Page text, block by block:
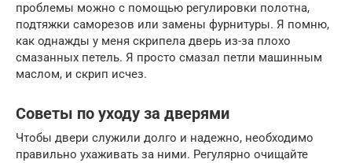
проблемы можно с помощью регулировки полотна,
подтяжки саморезов или замены фурнитуры. Я помню,
как однажды у меня скрипела дверь из-за плохо
смазанных петель. Я просто смазал петли машинным
маслом, и скрип исчез.
Советы по уходу за дверями
Чтобы двери служили долго и надежно, необходимо
правильно ухаживать за ними. Регулярно очищайте